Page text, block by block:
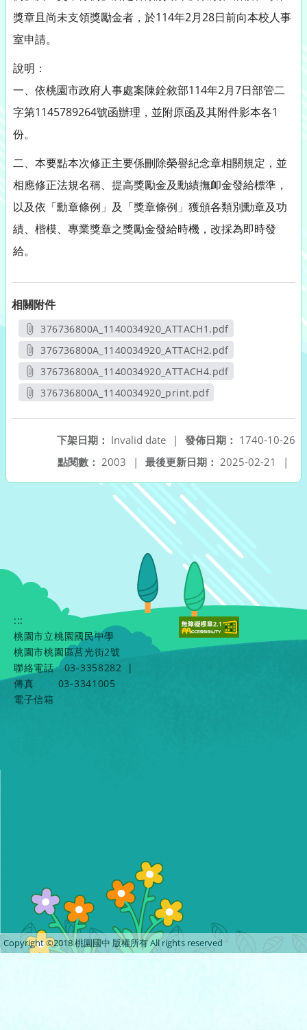
獎章且尚未支領獎勵金者，於114年2月28日前向本校人事
室申請。
說明：
一、依桃園市政府人事處案陳銓敘部114年2月7日部管二
字第1145789264號函辦理，並附原函及其附件影本各1
份。
二、本要點本次修正主要係刪除榮譽紀念章相關規定，並
相應修正法規名稱、提高獎勵金及勳績撫卹金發給標準，
以及依「勳章條例」及「獎章條例」獲頒各類別勳章及功
績、楷模、專業獎章之獎勵金發給時機，改採為即時發
給。
相關附件
376736800A_1140034920_ATTACH1.pdf
另開新視窗
376736800A_1140034920_ATTACH2.pdf
另開新視窗
376736800A_1140034920_ATTACH4.pdf
另開新視窗
376736800A_1140034920_print.pdf
發佈日期： 1740-10-26
下架日期： Invalid date
|
最後更新日期： 2025-02-21 |
點閱數： 2003 |
:::
桃園市立桃園國民中學
桃園市桃園區莒光街2號
聯絡電話
03-3358282
|
傳真
03-3341005
電子信箱
Copyright ©2018 桃園國中 版權所有 All rights reserved